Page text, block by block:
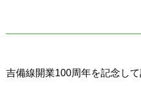
吉備線開業100周年を記念し